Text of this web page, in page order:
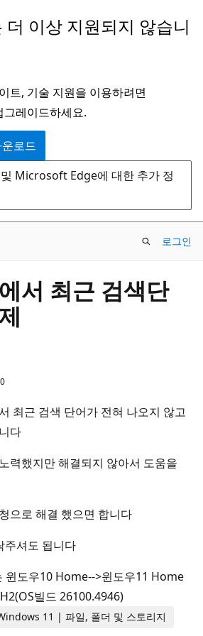
더 이상 지원되지 않습니
트, 기술 지원을 이용하려면
레이드하세요.
로드
Microsoft Edge에 대한 추가 정
로그인
서 최근 검색단
최근 검색 단어가 전혀 나오지 않고
다
력했지만 해결되지 않아서 도움을
으로 해결 했으면 합니다
주셔도 됩니다
윈도우10 Home-->윈도우11 Home
빌드 26100.4946)
11 | 파일, 폴더 및 스토리지